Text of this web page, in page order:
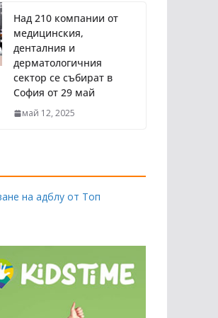
Над 210 компании от
медицинския,
денталния и
дерматологичния
сектор се събират в
София от 29 май
май 12, 2025
на адблу от Топ